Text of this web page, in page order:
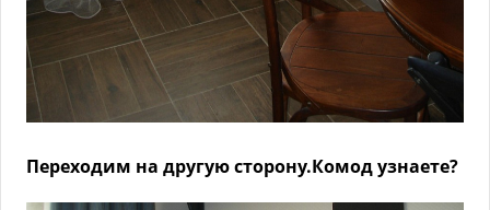
Переходим на другую сторону.Комод узнаете?